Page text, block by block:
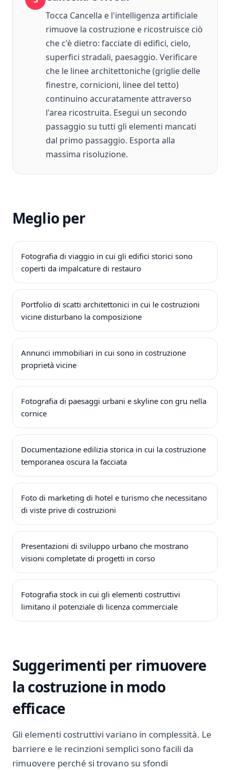
Tocca Cancella e l'intelligenza artificiale
rimuove la costruzione e ricostruisce ciò
che c'è dietro: facciate di edifici, cielo,
superfici stradali, paesaggio. Verificare
che le linee architettoniche (griglie delle
finestre, cornicioni, linee del tetto)
continuino accuratamente attraverso
l'area ricostruita. Esegui un secondo
passaggio su tutti gli elementi mancati
dal primo passaggio. Esporta alla
massima risoluzione.
Meglio per
Fotografia di viaggio in cui gli edifici storici sono
coperti da impalcature di restauro
Portfolio di scatti architettonici in cui le costruzioni
vicine disturbano la composizione
Annunci immobiliari in cui sono in costruzione
proprietà vicine
Fotografia di paesaggi urbani e skyline con gru nella
cornice
Documentazione edilizia storica in cui la costruzione
temporanea oscura la facciata
Foto di marketing di hotel e turismo che necessitano
di viste prive di costruzioni
Presentazioni di sviluppo urbano che mostrano
visioni completate di progetti in corso
Fotografia stock in cui gli elementi costruttivi
limitano il potenziale di licenza commerciale
Suggerimenti per rimuovere
la costruzione in modo
efficace
Gli elementi costruttivi variano in complessità. Le
barriere e le recinzioni semplici sono facili da
rimuovere perché si trovano su sfondi